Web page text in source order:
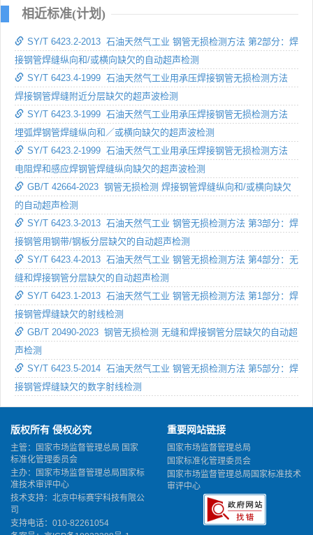
相近标准(计划)
SY/T 6423.2-2013 石油天然气工业 钢管无损检测方法 第2部分：焊
接钢管焊缝纵向和/或横向缺欠的自动超声检测
SY/T 6423.4-1999 石油天然气工业用承压焊接钢管无损检测方法
焊接钢管焊缝附近分层缺欠的超声波检测
SY/T 6423.3-1999 石油天然气工业用承压焊接钢管无损检测方法
埋弧焊钢管焊缝纵向和／或横向缺欠的超声波检测
SY/T 6423.2-1999 石油天然气工业用承压焊接钢管无损检测方法
电阻焊和感应焊钢管焊缝纵向缺欠的超声波检测
GB/T 42664-2023 钢管无损检测 焊接钢管焊缝纵向和/或横向缺欠
的自动超声检测
SY/T 6423.3-2013 石油天然气工业 钢管无损检测方法 第3部分：焊
接钢管用钢带/钢板分层缺欠的自动超声检测
SY/T 6423.4-2013 石油天然气工业 钢管无损检测方法 第4部分：无
缝和焊接钢管分层缺欠的自动超声检测
SY/T 6423.1-2013 石油天然气工业 钢管无损检测方法 第1部分：焊
接钢管焊缝缺欠的射线检测
GB/T 20490-2023 钢管无损检测 无缝和焊接钢管分层缺欠的自动超
声检测
SY/T 6423.5-2014 石油天然气工业 钢管无损检测方法 第5部分：焊
接钢管焊缝缺欠的数字射线检测
版权所有 侵权必究
主管：国家市场监督管理总局 国家
标准化管理委员会
主办：国家市场监督管理总局国家标
准技术审评中心
技术支持：北京中标赛宇科技有限公
司
支持电话：010-82261054
重要网站链接
国家市场监督管理总局
国家标准化管理委员会
国家市场监督管理总局国家标准技术
审评中心